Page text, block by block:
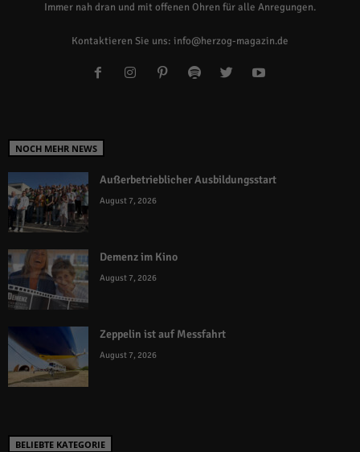
Immer nah dran und mit offenen Ohren für alle Anregungen.
Kontaktieren Sie uns: info@herzog-magazin.de
NOCH MEHR NEWS
Außerbetrieblicher Ausbildungsstart
August 7, 2026
Demenz im Kino
August 7, 2026
Zeppelin ist auf Messfahrt
August 7, 2026
BELIEBTE KATEGORIE